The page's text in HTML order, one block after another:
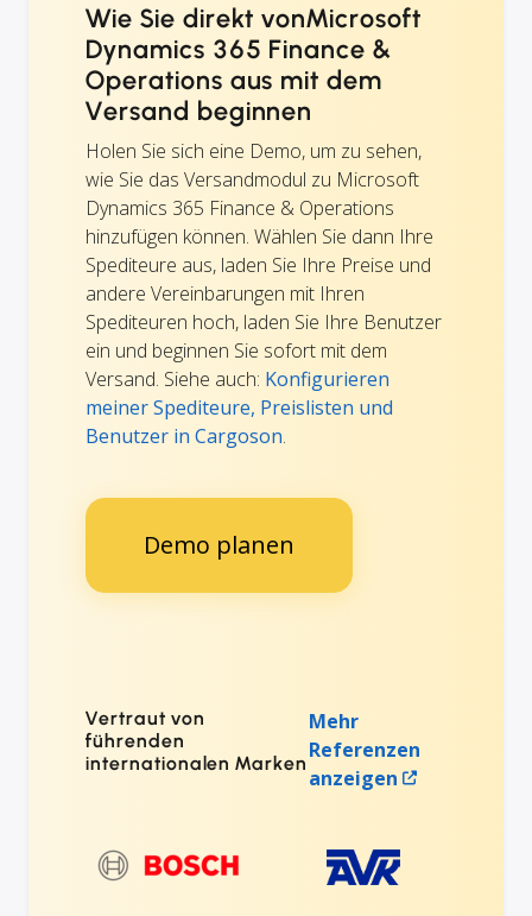
Wie Sie direkt vonMicrosoft
Dynamics 365 Finance &
Operations aus mit dem
Versand beginnen
Holen Sie sich eine Demo, um zu sehen,
wie Sie das Versandmodul zu Microsoft
Dynamics 365 Finance & Operations
hinzufügen können. Wählen Sie dann Ihre
Spediteure aus, laden Sie Ihre Preise und
andere Vereinbarungen mit Ihren
Spediteuren hoch, laden Sie Ihre Benutzer
ein und beginnen Sie sofort mit dem
Versand. Siehe auch: Konfigurieren
meiner Spediteure, Preislisten und
Benutzer in Cargoson.
Demo planen
Vertraut von
führenden
internationalen Marken
Mehr
Referenzen
anzeigen